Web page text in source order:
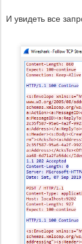
И увидеть все